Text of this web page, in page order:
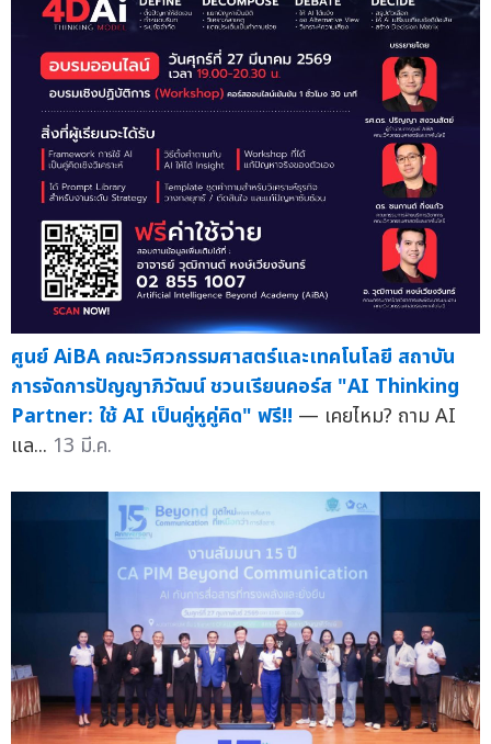
ศูนย์ AiBA คณะวิศวกรรมศาสตร์และเทคโนโลยี สถาบัน
การจัดการปัญญาภิวัฒน์ ชวนเรียนคอร์ส "AI Thinking
Partner: ใช้ AI เป็นคู่หูคู่คิด" ฟรี!! — เคยไหม? ถาม AI
แล... 13 มี.ค.